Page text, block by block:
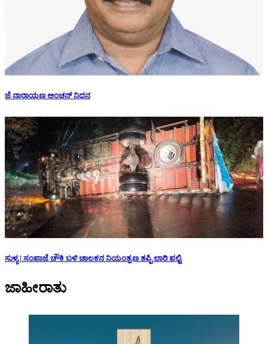
ಜೆ ನಾರಾಯಣ ಅಂಚನ್ ನಿಧನ
ಸುಳ್ಯ | ಸಂಪಾಜೆ ಚೌಕಿ ಬಳಿ ಚಾಲಕನ ನಿಯಂತ್ರಣ ತಪ್ಪಿ ಲಾರಿ ಪಲ್ಟಿ
ಜಾಹೀರಾತು